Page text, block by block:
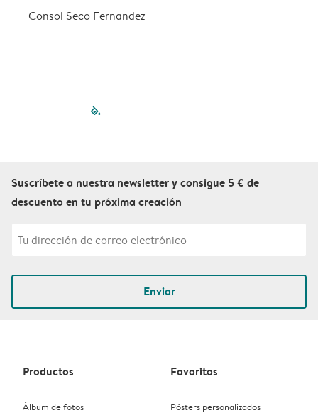
Consol Seco Fernandez
filled-pagination
Suscríbete a nuestra newsletter y consigue 5 € de
descuento en tu próxima creación
Enviar
Productos
Álbum de fotos
Favoritos
Pósters personalizados